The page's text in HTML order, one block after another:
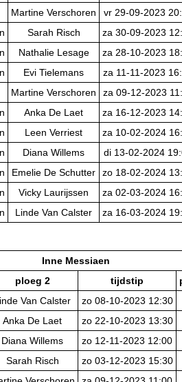
Martine Verschoren
vr 29-09-2023
Sarah Risch
za 30-09-2023
Nathalie Lesage
za 28-10-2023
Evi Tielemans
za 11-11-2023
Martine Verschoren
za 09-12-2023
Anka De Laet
za 16-12-2023
Leen Verriest
za 10-02-2024
Diana Willems
di 13-02-2024
Emelie De Schutter
zo 18-02-2024
Vicky Laurijssen
za 02-03-2024
Linde Van Calster za 16-03-2024
Inne Messiaen
ploeg 2 tijdstip
Van Calster
zo 08-10-2023 12:30
Anka De Laet
zo 22-10-2023 13:30
Diana Willems
zo 12-11-2023 12:00
Sarah Risch
zo 03-12-2023 15:30